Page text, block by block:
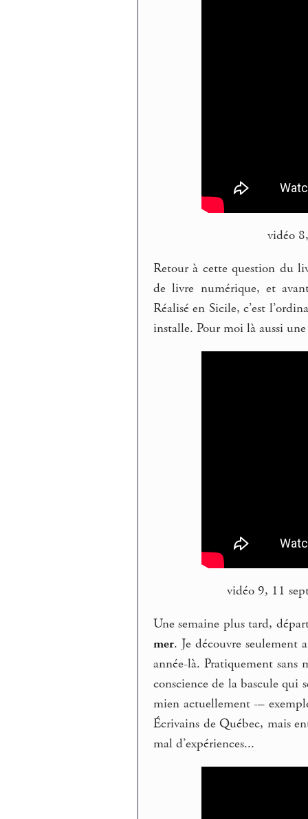
vidéo
Retour à cette question du
de livre numérique, et
Réalisé en Sicile, c’est
installe. Pour moi là aussi
vidéo 9, 11
Une semaine plus tard,
mer. Je découvre seulement
année-là. Pratiquement
conscience de la bascule qui
mien actuellement -–
Écrivains de Québec, mais
mal d’expériences...